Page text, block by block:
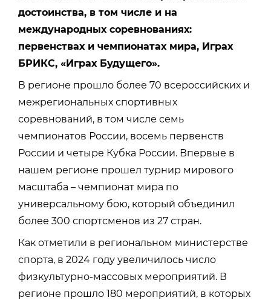
достоинства, в том числе и на
международных соревнованиях:
первенствах и чемпионатах мира, Играх
БРИКС, «Играх Будущего».
В регионе прошло более 70 всероссийских и
межрегиональных спортивных
соревнований, в том числе семь
чемпионатов России, восемь первенств
России и четыре Кубка России. Впервые в
нашем регионе прошел турнир мирового
масштаба – чемпионат мира по
универсальному бою, который объединил
более 300 спортсменов из 27 стран.
Как отметили в региональном министерстве
спорта, в 2024 году увеличилось число
физкультурно-массовых мероприятий. В
регионе прошло 180 мероприятий, в которых